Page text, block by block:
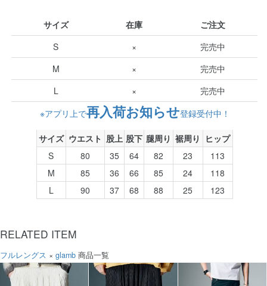
サイズ 在庫
ご注文
S
×
完売中
M
×
完売中
L
×
完売中
※アプリ上で再入荷お知らせ登録受付中！
サイズ ウエスト 股上 股下 腿周り 裾周り
ヒップ
S
80 35 64 82 23
113
M
85 36 66 85 24
118
L
90 37 68 88 25 123
RELATED ITEM
フルレングス × glamb 商品一覧